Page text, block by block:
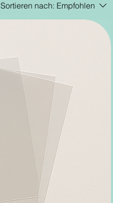
Sortieren nach: Empfohlen